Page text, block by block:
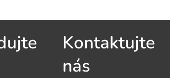
Kontaktujte
nás